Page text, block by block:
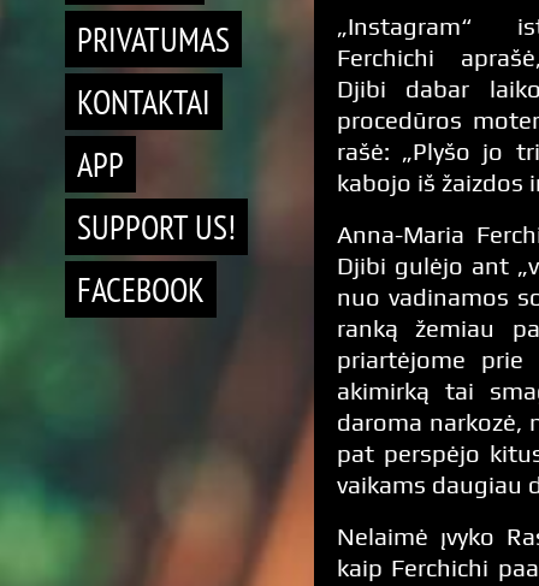
PRIVATUMAS
KONTAKTAI
APP
SUPPORT US!
FACEBOOK
„Instagram“
Ferchichi
Djibi dabar
procedūros
rašė: „Plyšo jo
kabojo iš žaizdos
Anna-Maria
Djibi gulėjo ant
nuo vadinamos
ranką žemiau
priartėjome
akimirką tai
daroma narkozė,
pat perspėjo
vaikams daugiau
Nelaimė įvyko
kaip Ferchichi